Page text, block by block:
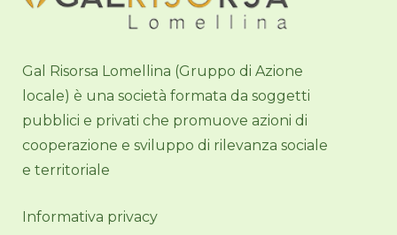
Gal Risorsa Lomellina (Gruppo di Azione
locale) è una società formata da soggetti
pubblici e privati che promuove azioni di
cooperazione e sviluppo di rilevanza sociale
e territoriale
Informativa privacy